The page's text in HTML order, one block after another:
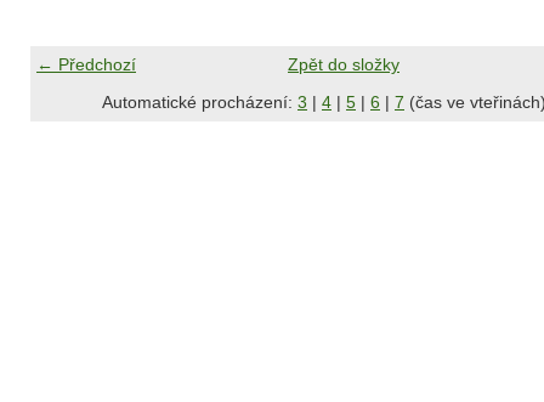
← Předchozí
Zpět do složky
Automatické procházení: 3 | 4 | 5 | 6 | 7 (čas ve